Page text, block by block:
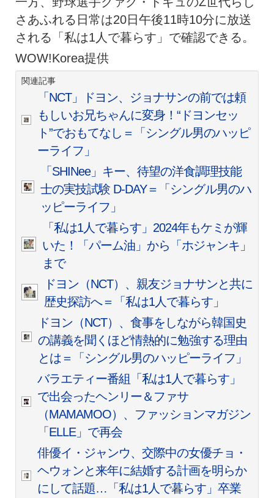
さあふれる日常は20日午後11時10分に放送
される「私は1人で暮らす」で確認できる。
WOW!Korea提供
関連記事
「NCT」ドヨン、ジョナサンの前では頼
もしいお兄ちゃんに変身！“ドヨンセッ
ト”でおもてなし＝「シングル男のハッピ
ーライフ」
「SHINee」キー、待望の洋食調理技能
士の実技試験 D-DAY＝「シングル男のハ
ッピーライフ」
「私は1人で暮らす」2024年もケミが輝
いた！「パーム油」から「ホジャンキ」
まで
ドヨン（NCT）、親友ジョナサンと共に
歴史探訪へ＝「私は1人で暮らす」
ドヨン（NCT）、食事をしながら韓国史
の講義を聞くほど情熱的に勉強する理由
とは＝「シングル男のハッピーライフ」
バラエティー番組「私は1人で暮らす」
で出会ったヘンリー＆ファサ
（MAMAMOO）、ファッションマガジン
「ELLE」で再会
俳優イ・ジャンウ、交際中の女優チョ・
ヘウォンと来年に結婚する計画を明らか
にして話題…「私は1人で暮らす」卒業